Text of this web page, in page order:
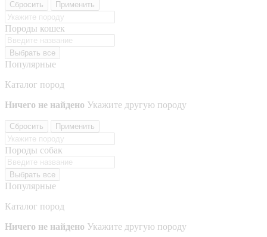
Сбросить Применить
Породы кошек
Выбрать все
Популярные
Каталог пород
Ничего не найдено Укажите другую породу
Сбросить Применить
Породы собак
Выбрать все
Популярные
Каталог пород
Ничего не найдено Укажите другую породу